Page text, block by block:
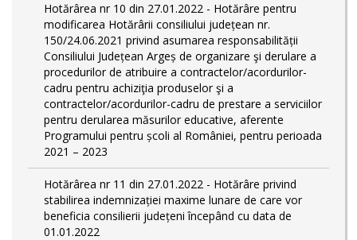
Hotărârea nr 10 din 27.01.2022 - Hotărâre pentru
modificarea Hotărârii consiliului județean nr.
150/24.06.2021 privind asumarea responsabilității
Consiliului Județean Argeș de organizare şi derulare a
procedurilor de atribuire a contractelor/acordurilor-
cadru pentru achiziţia produselor şi a
contractelor/acordurilor-cadru de prestare a serviciilor
pentru derularea măsurilor educative, aferente
Programului pentru școli al României, pentru perioada
2021 – 2023
Hotărârea nr 11 din 27.01.2022 - Hotărâre privind
stabilirea indemnizației maxime lunare de care vor
beneficia consilierii județeni începând cu data de
01.01.2022